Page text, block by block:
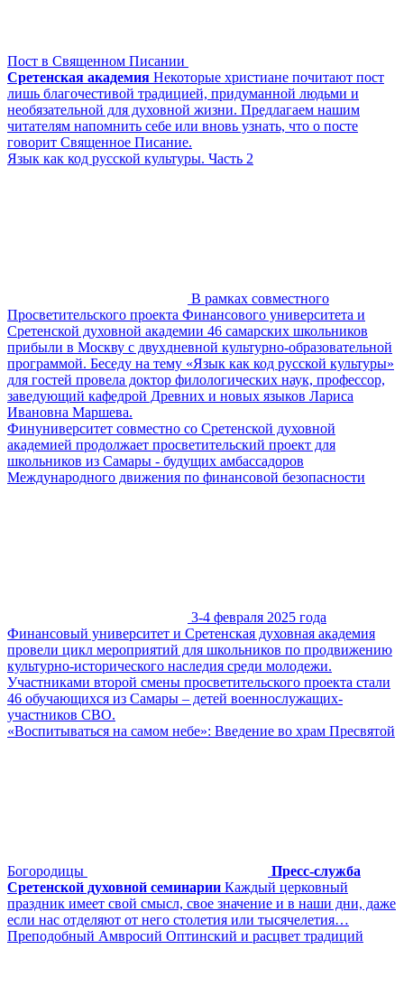
Пост в Священном Писании
Сретенская академия Некоторые христиане почитают пост
лишь благочестивой традицией, придуманной людьми и
необязательной для духовной жизни. Предлагаем нашим
читателям напомнить себе или вновь узнать, что о посте
говорит Священное Писание.
Язык как код русской культуры. Часть 2
В рамках совместного
Просветительского проекта Финансового университета и
Сретенской духовной академии 46 самарских школьников
прибыли в Москву с двухдневной культурно-образовательной
программой. Беседу на тему «Язык как код русской культуры»
для гостей провела доктор филологических наук, профессор,
заведующий кафедрой Древних и новых языков Лариса
Ивановна Маршева.
Финуниверситет совместно со Сретенской духовной
академией продолжает просветительский проект для
школьников из Самары - будущих амбассадоров
Международного движения по финансовой безопасности
3-4 февраля 2025 года
Финансовый университет и Сретенская духовная академия
провели цикл мероприятий для школьников по продвижению
культурно-исторического наследия среди молодежи.
Участниками второй смены просветительского проекта стали
46 обучающихся из Самары – детей военнослужащих-
участников СВО.
«Воспитываться на самом небе»: Введение во храм Пресвятой
Богородицы
Пресс-служба
Сретенской духовной семинарии Каждый церковный
праздник имеет свой смысл, свое значение и в наши дни, даже
если нас отделяют от него столетия или тысячелетия…
Преподобный Амвросий Оптинский и расцвет традиций